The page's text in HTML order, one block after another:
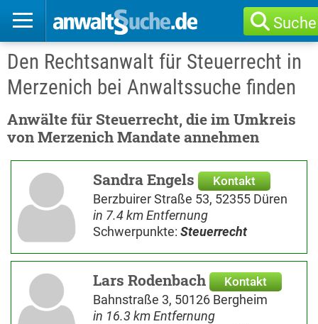
Suche
Den Rechtsanwalt für Steuerrecht in
Merzenich bei Anwaltssuche finden
Anwälte für Steuerrecht, die im Umkreis
von Merzenich Mandate annehmen
Sandra Engels Kontakt
Berzbuirer Straße 53, 52355 Düren
in 7.4 km Entfernung
Schwerpunkte: Steuerrecht
Lars Rodenbach Kontakt
Bahnstraße 3, 50126 Bergheim
in 16.3 km Entfernung